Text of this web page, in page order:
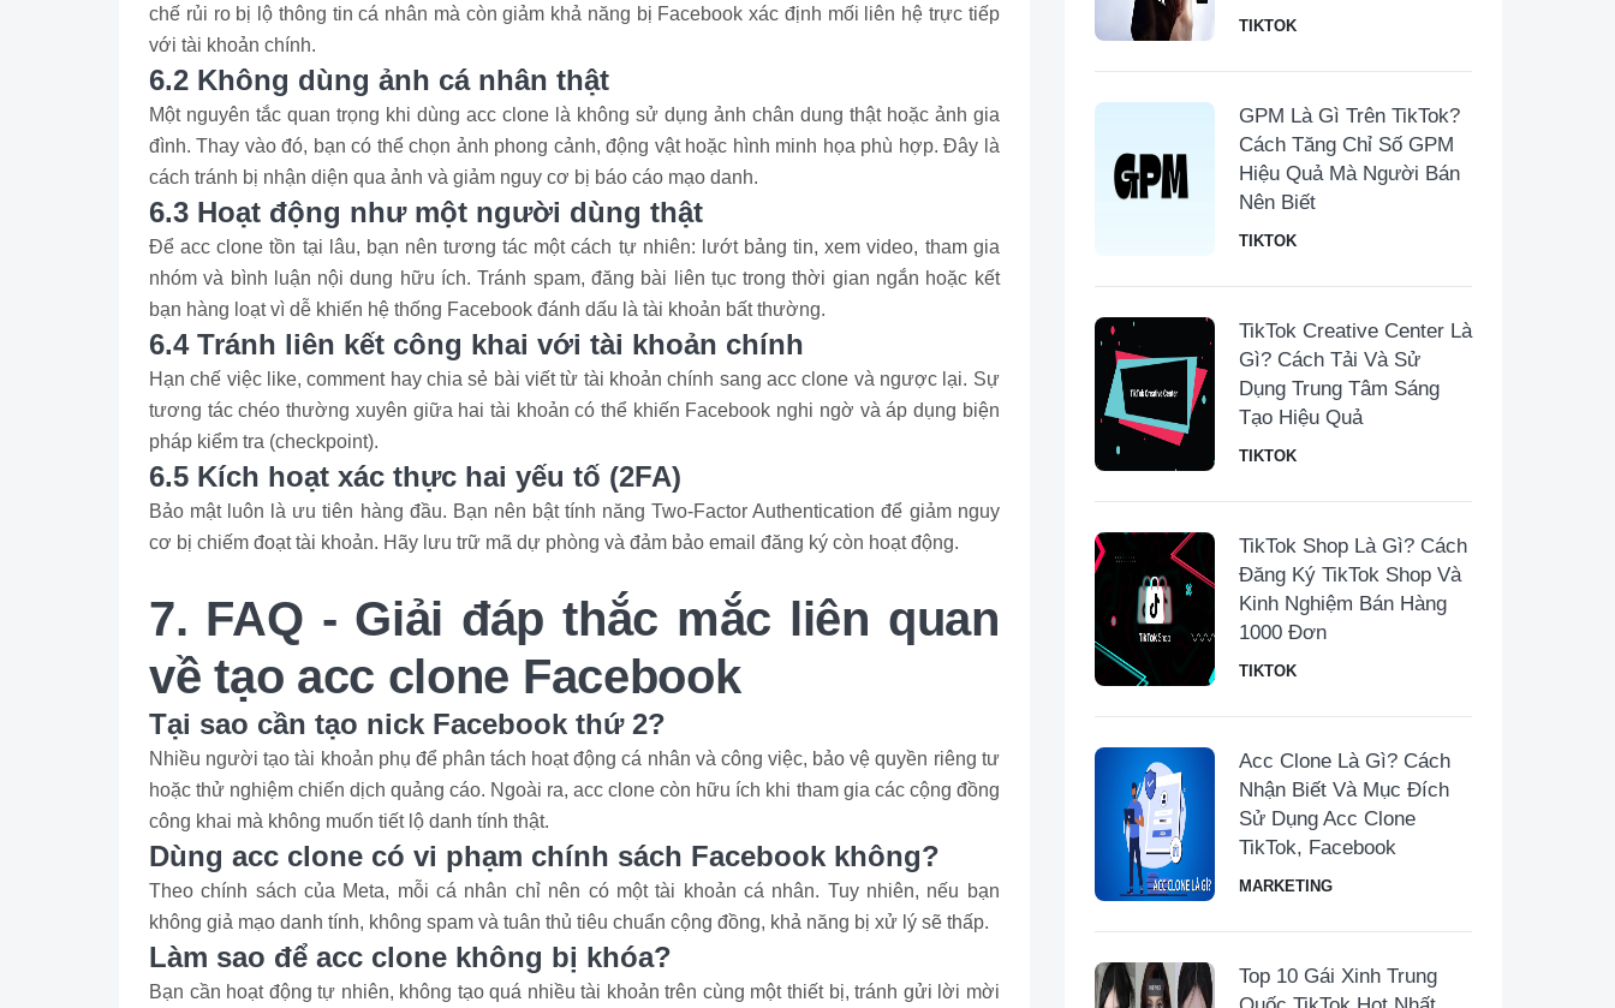
chế rủi ro bị lộ thông tin cá nhân mà còn giảm khả năng bị Facebook xác định mối liên hệ trực tiếp
với tài khoản chính.
6.2 Không dùng ảnh cá nhân thật
Một nguyên tắc quan trọng khi dùng acc clone là không sử dụng ảnh chân dung thật hoặc ảnh gia
đình. Thay vào đó, bạn có thể chọn ảnh phong cảnh, động vật hoặc hình minh họa phù hợp. Đây là
cách tránh bị nhận diện qua ảnh và giảm nguy cơ bị báo cáo mạo danh.
6.3 Hoạt động như một người dùng thật
Để acc clone tồn tại lâu, bạn nên tương tác một cách tự nhiên: lướt bảng tin, xem video, tham gia
nhóm và bình luận nội dung hữu ích. Tránh spam, đăng bài liên tục trong thời gian ngắn hoặc kết
bạn hàng loạt vì dễ khiến hệ thống Facebook đánh dấu là tài khoản bất thường.
6.4 Tránh liên kết công khai với tài khoản chính
Hạn chế việc like, comment hay chia sẻ bài viết từ tài khoản chính sang acc clone và ngược lại. Sự
tương tác chéo thường xuyên giữa hai tài khoản có thể khiến Facebook nghi ngờ và áp dụng biện
pháp kiểm tra (checkpoint).
6.5 Kích hoạt xác thực hai yếu tố (2FA)
Bảo mật luôn là ưu tiên hàng đầu. Bạn nên bật tính năng Two-Factor Authentication để giảm nguy
cơ bị chiếm đoạt tài khoản. Hãy lưu trữ mã dự phòng và đảm bảo email đăng ký còn hoạt động.
7. FAQ - Giải đáp thắc mắc liên quan
về tạo acc clone Facebook
Tại sao cần tạo nick Facebook thứ 2?
Nhiều người tạo tài khoản phụ để phân tách hoạt động cá nhân và công việc, bảo vệ quyền riêng tư
hoặc thử nghiệm chiến dịch quảng cáo. Ngoài ra, acc clone còn hữu ích khi tham gia các cộng đồng
công khai mà không muốn tiết lộ danh tính thật.
Dùng acc clone có vi phạm chính sách Facebook không?
Theo chính sách của Meta, mỗi cá nhân chỉ nên có một tài khoản cá nhân. Tuy nhiên, nếu bạn
không giả mạo danh tính, không spam và tuân thủ tiêu chuẩn cộng đồng, khả năng bị xử lý sẽ thấp.
Làm sao để acc clone không bị khóa?
Bạn cần hoạt động tự nhiên, không tạo quá nhiều tài khoản trên cùng một thiết bị, tránh gửi lời mời
TIKTOK
GPM Là Gì Trên TikTok?
Cách Tăng Chỉ Số GPM
Hiệu Quả Mà Người Bán
Nên Biết
TIKTOK
TikTok Creative Center Là
Gì? Cách Tải Và Sử
Dụng Trung Tâm Sáng
Tạo Hiệu Quả
TIKTOK
TikTok Shop Là Gì? Cách
Đăng Ký TikTok Shop Và
Kinh Nghiệm Bán Hàng
1000 Đơn
TIKTOK
Acc Clone Là Gì? Cách
Nhận Biết Và Mục Đích
Sử Dụng Acc Clone
TikTok, Facebook
MARKETING
Top 10 Gái Xinh Trung